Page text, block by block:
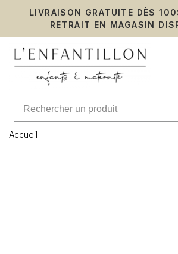
LIVRAISON GRATUITE DÈS
RETRAIT EN MAGASIN
Accueil